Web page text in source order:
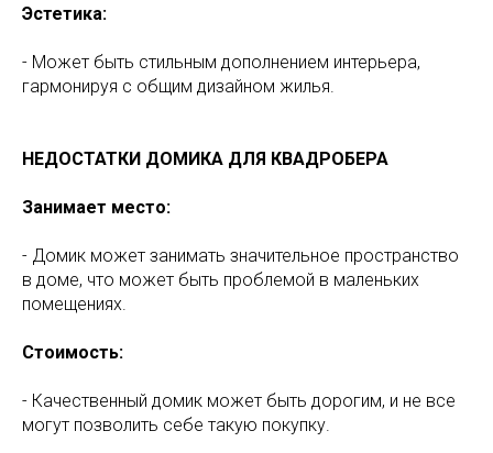
Эстетика:
- Может быть стильным дополнением интерьера,
гармонируя с общим дизайном жилья.
НЕДОСТАТКИ ДОМИКА ДЛЯ КВАДРОБЕРА
Занимает место:
- Домик может занимать значительное пространство
в доме, что может быть проблемой в маленьких
помещениях.
Стоимость:
- Качественный домик может быть дорогим, и не все
могут позволить себе такую покупку.